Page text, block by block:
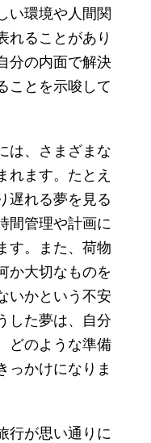
い環境や人間関
れることがあり
分の内面で解決
ことを示唆して
は、さまざまな
れます。たとえ
遅れる夢を見る
間管理や計画に
す。また、荷物
か大切なものを
いかという不安
した夢は、自分
どのような準備
っかけになりま
行が思い通りに